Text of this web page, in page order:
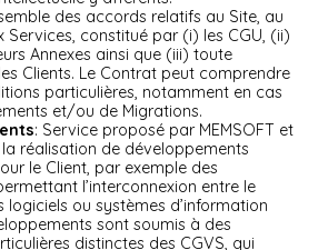
des accords relatifs au Site, au
Services, constitué par (i) les CGU, (ii)
Annexes ainsi que (iii) toute
Clients. Le Contrat peut comprendre
particulières, notamment en cas
et/ou de Migrations.
: Service proposé par MEMSOFT et
réalisation de développements
le Client, par exemple des
l’interconnexion entre le
logiciels ou systèmes d’information
sont soumis à des
distinctes des CGVS, qui